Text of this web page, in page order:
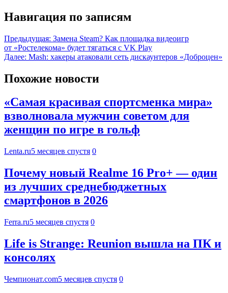
Навигация по записям
Предыдущая: Замена Steam? Как площадка видеоигр
от «Ростелекома» будет тягаться с VK Play
Далее: Mash: хакеры атаковали сеть дискаунтеров «Доброцен»
Похожие новости
«Самая красивая спортсменка мира»
взволновала мужчин советом для
женщин по игре в гольф
Lenta.ru5 месяцев спустя 0
Почему новый Realme 16 Pro+ — один
из лучших среднебюджетных
смартфонов в 2026
Ferra.ru5 месяцев спустя 0
Life is Strange: Reunion вышла на ПК и
консолях
Чемпионат.com5 месяцев спустя 0